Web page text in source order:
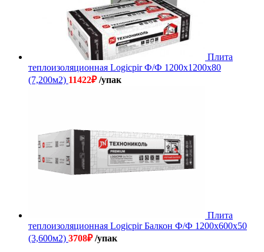
Плита
теплоизоляционная Logicpir Ф/Ф 1200х1200х80
(7,200м2) 11422₽/упак
Плита
теплоизоляционная Logicpir Балкон Ф/Ф 1200х600х50
(3,600м2) 3708₽/упак